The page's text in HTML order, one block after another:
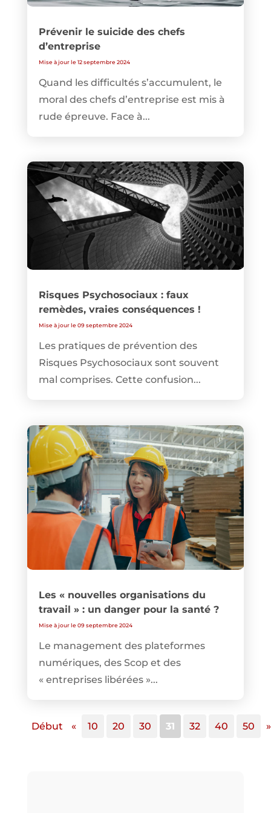
Prévenir le suicide des chefs
d’entreprise
Mise à jour le 12 septembre 2024
Quand les difficultés s’accumulent, le
moral des chefs d’entreprise est mis à
rude épreuve. Face à...
Risques Psychosociaux : faux
remèdes, vraies conséquences !
Mise à jour le 09 septembre 2024
Les pratiques de prévention des
Risques Psychosociaux sont souvent
mal comprises. Cette confusion...
Les « nouvelles organisations du
travail » : un danger pour la santé ?
Mise à jour le 09 septembre 2024
Le management des plateformes
numériques, des Scop et des
« entreprises libérées »...
Début « 10 20 30 31 32 40 50 »